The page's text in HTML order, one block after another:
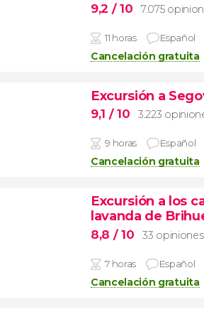
9,2 / 10 7.075
11 horas Español
Cancelación gratuita
Excursión a
9,1 / 10 3.223
9 horas Español
Cancelación gratuita
Excursión a los
lavanda de
8,8 / 10 33 opiniones
7 horas Español
Cancelación gratuita